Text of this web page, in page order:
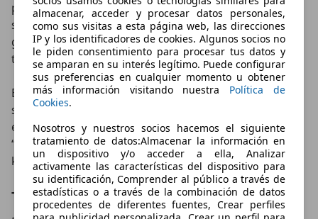
almacenar, acceder y procesar datos personales,
como sus visitas a esta página web, las direcciones
IP y los identificadores de cookies. Algunos socios no
le piden consentimiento para procesar tus datos y
se amparan en su interés legítimo. Puede configurar
sus preferencias en cualquier momento u obtener
más información visitando nuestra Política de
Cookies.
Nosotros y nuestros socios hacemos el siguiente
tratamiento de datos:Almacenar la información en
un dispositivo y/o acceder a ella, Analizar
activamente las características del dispositivo para
su identificación, Comprender al público a través de
estadísticas o a través de la combinación de datos
procedentes de diferentes fuentes, Crear perfiles
predecir mínimamente la reacción a través de los
sensores de cada rueda (que vigilan la velocidad de
giro, el ángulo de dirección y las aceleraciones
transversales).
El sistema de tracción se puede escoger mediante un
sistema de rueda parecido al de modelos Suzuki como
el SX4. Una diferencia con éste último es que el modo
“LOCK” no se desconecta y pasa a “AUTO” hasta los 60
km/h.
Tres motores y nueva caja automática